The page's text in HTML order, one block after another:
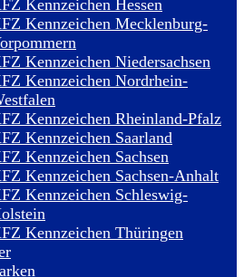
Kennzeichen Hessen
Kennzeichen Mecklenburg-
Kennzeichen Niedersachsen
Kennzeichen Nordrhein-
Kennzeichen Rheinland-Pfalz
Kennzeichen Saarland
Kennzeichen Sachsen
Kennzeichen Sachsen-Anhalt
Kennzeichen Schleswig-
Kennzeichen Thüringen